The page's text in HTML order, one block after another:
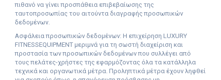
πιθανό να γίνει προσπάθεια επιβεβαίωσης της
ταυτοπροσωπίας του αιτούντα διαγραφής προσωπικών
δεδομένων.
Ασφάλεια προσωπικών δεδομένων: Η επιχείρηση LUXURY
FITNESSEQUIPMENT μεριμνά για τη σωστή διαχείριση και
προστασία των προσωπικών δεδομένων που συλλέγει από
τους πελάτες-χρήστες της εφαρμόζοντας όλα τα κατάλληλα
τεχνικά και οργανωτικά μέτρα. Προληπτικά μέτρα έχουν ληφθεί